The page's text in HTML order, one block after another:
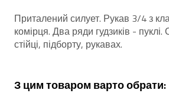
Приталений силует. Рукав 3/4 з
комірця. Два ряди гудзиків -
стійці, підборту, рукавах.
З цим товаром варто обрати: